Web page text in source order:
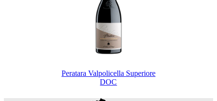
Peratara Valpolicella Superiore
DOC